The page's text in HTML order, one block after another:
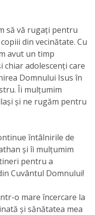
să vă rugați pentru
din vecinătate. Cu
avut un timp
chiar adolescenți care
Domnului Isus în
Îi mulțumim
și ne rugăm pentru
întâlnirile de
și îi mulțumim
pentru a
Cuvântul Domnului!
o mare încercare la
și sănătatea mea